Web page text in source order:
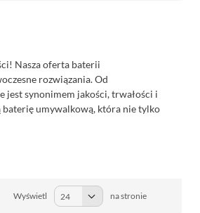
Nasza oferta baterii
rozwiązania. Od
synonimem jakości, trwałości i
baterię umywalkową, która nie tylko
Wyświetl na stronie